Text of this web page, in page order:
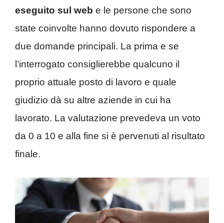
eseguito sul web e le persone che sono
state coinvolte hanno dovuto rispondere a
due domande principali. La prima e se
l’interrogato consiglierebbe qualcuno il
proprio attuale posto di lavoro e quale
giudizio dà su altre aziende in cui ha
lavorato. La valutazione prevedeva un voto
da 0 a 10 e alla fine si è pervenuti al risultato
finale.